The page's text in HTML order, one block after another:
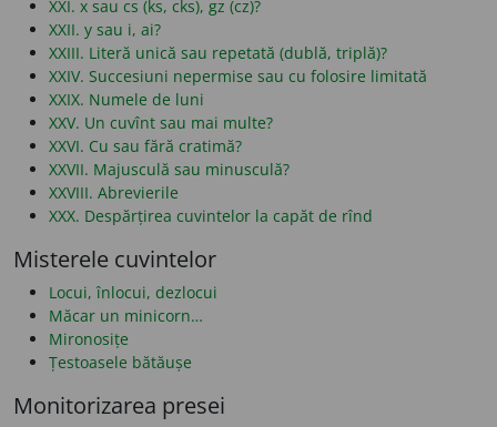
XXI. x sau cs (ks, cks), gz (cz)?
XXII. y sau i, ai?
XXIII. Literă unică sau repetată (dublă, triplă)?
XXIV. Succesiuni nepermise sau cu folosire limitată
XXIX. Numele de luni
XXV. Un cuvînt sau mai multe?
XXVI. Cu sau fără cratimă?
XXVII. Majusculă sau minusculă?
XXVIII. Abrevierile
XXX. Despărțirea cuvintelor la capăt de rînd
Misterele cuvintelor
Locui, înlocui, dezlocui
Măcar un minicorn…
Mironosițe
Țestoasele bătăușe
Monitorizarea presei